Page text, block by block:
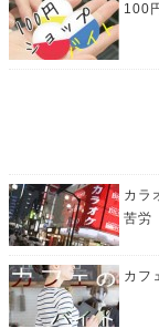
100
カラ
苦労
カフ